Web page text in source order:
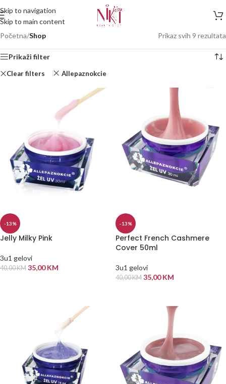
Skip to navigation
Skip to main content
Početna/Shop Prikaz svih 9 rezultata
Prikaži filter
Clear filters Allepaznokcie
-13%
Jelly Milky Pink
3u1 gelovi
40,00KM 35,00KM
-13%
Perfect French Cashmere
Cover 50ml
3u1 gelovi
40,00KM 35,00KM